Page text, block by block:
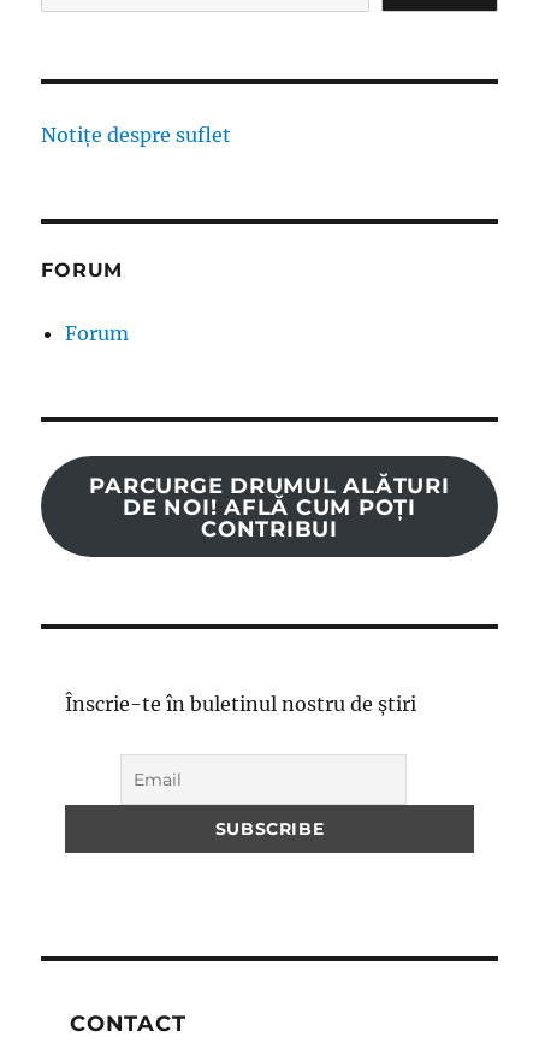
Notițe despre suflet
FORUM
Forum
PARCURGE DRUMUL ALĂTURI
DE NOI! AFLĂ CUM POȚI
CONTRIBUI
Înscrie-te în buletinul nostru de știri
CONTACT